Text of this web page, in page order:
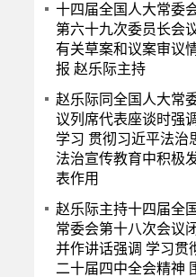
十四届全国人大常委
第六十九次委员长会
有关草案和议案审议
报 赵乐际主持
赵乐际同全国人大常
议列席代表座谈时强
学习 贯彻习近平法治
法治宣传教育中积极
表作用
赵乐际主持十四届全
常委会第十八次会议
并作讲话强调 学习贯
二十届四中全会精神